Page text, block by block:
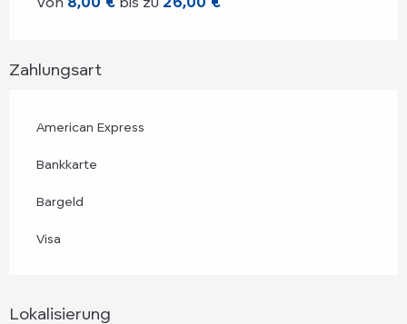
Zahlungsart
American Express
Bankkarte
Bargeld
Visa
Lokalisierung